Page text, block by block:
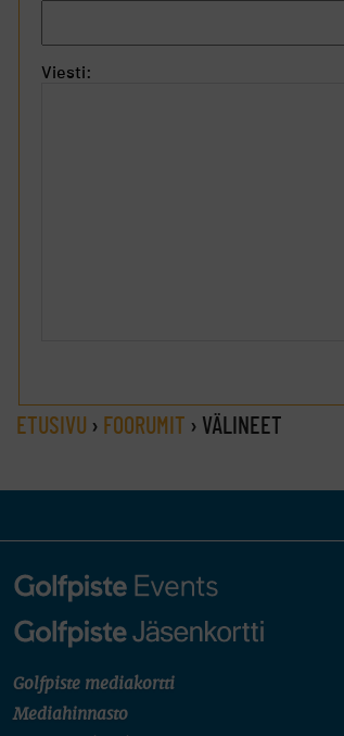
Viesti:
ETUSIVU › FOORUMIT › VÄLINEET
Golfpiste mediakortti
Mediahinnasto